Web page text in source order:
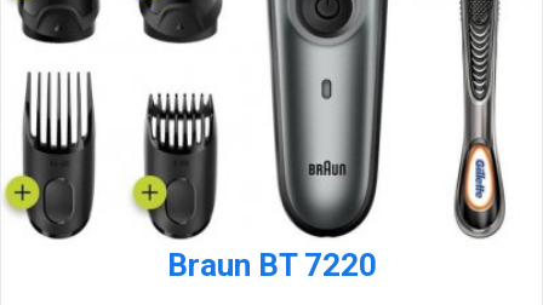
Braun BT 7220